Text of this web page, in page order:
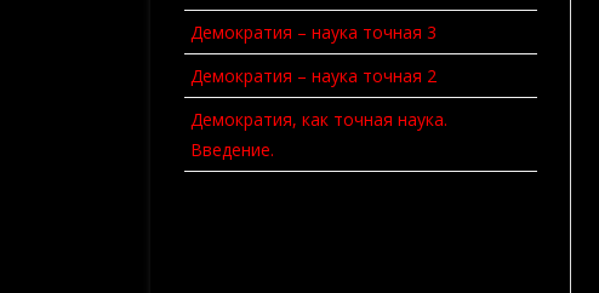
Демократия – наука точная 3
Демократия – наука точная 2
Демократия, как точная наука.
Введение.